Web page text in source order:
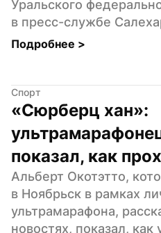
Уральского
в пресс-службе
Подробнее >
Спорт
«Сюрберц хан»:
показал, как
Альберт Окотэтто,
в Ноябрьск в рамках
ультрамарафона,
новостях, показал, как